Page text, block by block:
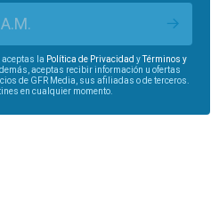
aceptas la Política de Privacidad yTérminos y
aceptas recibir información u ofertas
de GFR Media, sus afiliadas o de terceros.
en cualquier momento.